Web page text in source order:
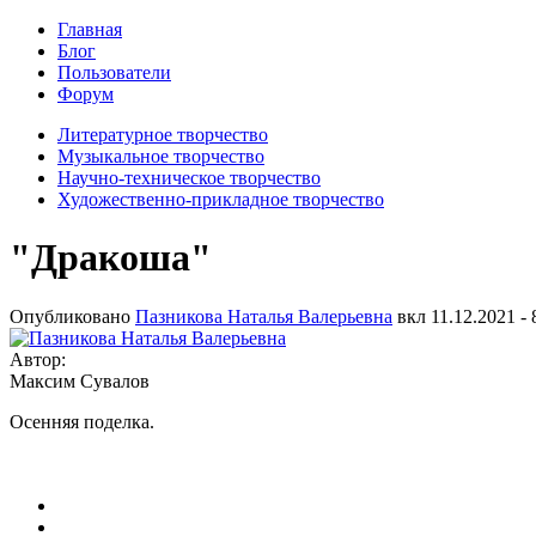
Главная
Блог
Пользователи
Форум
Литературное творчество
Музыкальное творчество
Научно-техническое творчество
Художественно-прикладное творчество
"Дракоша"
Опубликовано Пазникова Наталья Валерьевна вкл 11.12.2021 -
Автор:
Максим Сувалов
Осенняя поделка.